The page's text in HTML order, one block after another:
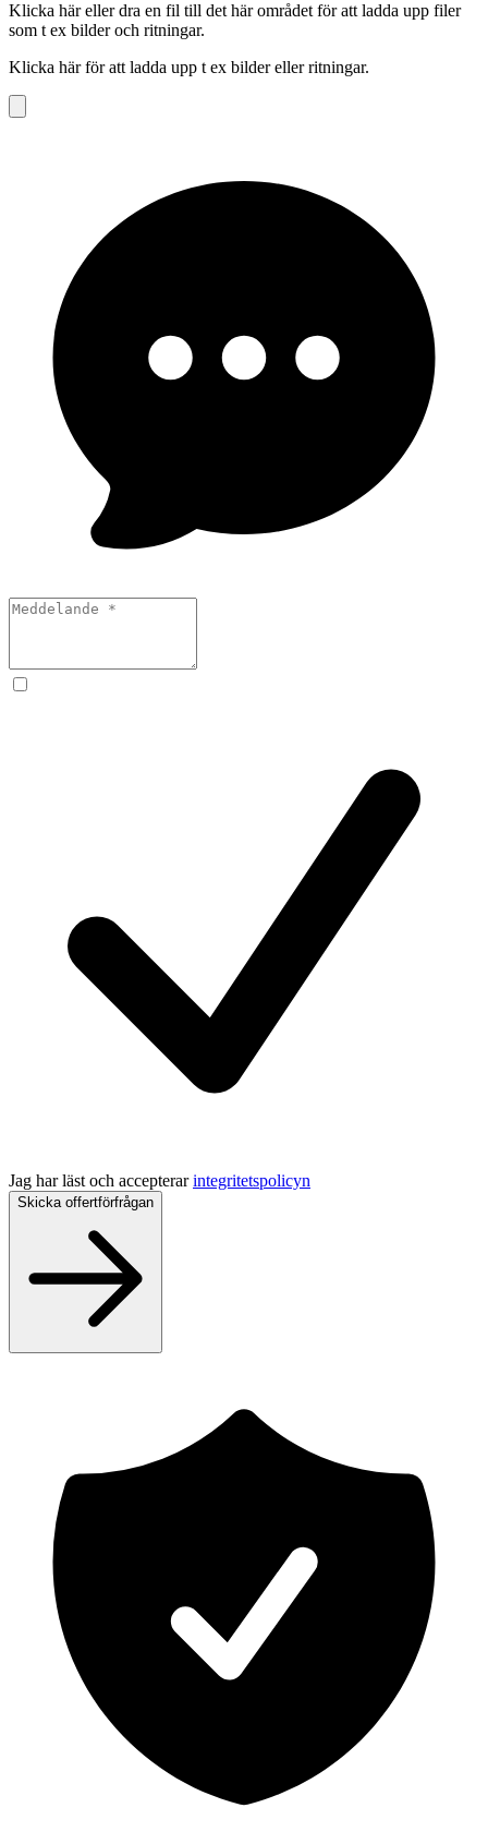
Klicka här eller dra en fil till det här området för att ladda upp filer
som t ex bilder och ritningar.
Klicka här för att ladda upp t ex bilder eller ritningar.
Jag har läst och accepterar integritetspolicyn
Skicka offertförfrågan